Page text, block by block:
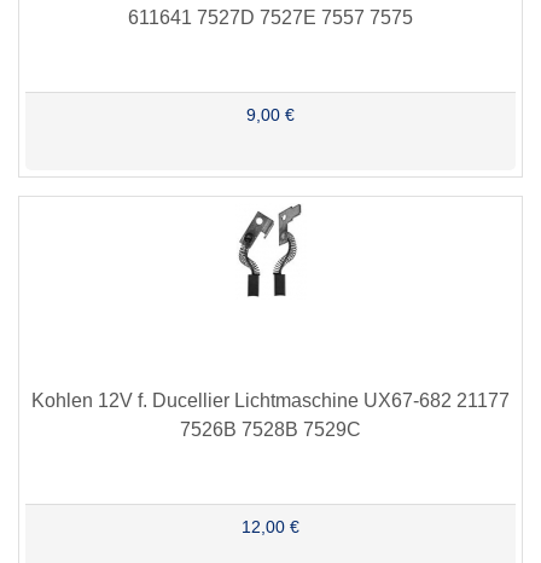
611641 7527D 7527E 7557 7575
9,00 €
Kohlen 12V f. Ducellier Lichtmaschine UX67-682 21177
7526B 7528B 7529C
12,00 €